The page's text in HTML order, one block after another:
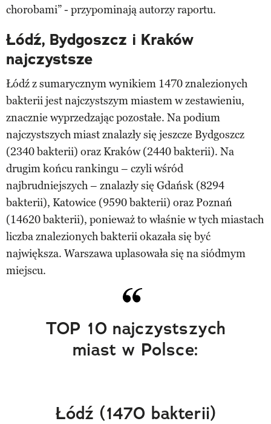
chorobami” - przypominają autorzy raportu.
Łódź, Bydgoszcz i Kraków
najczystsze
Łódź z sumarycznym wynikiem 1470 znalezionych
bakterii jest najczystszym miastem w zestawieniu,
znacznie wyprzedzając pozostałe. Na podium
najczystszych miast znalazły się jeszcze Bydgoszcz
(2340 bakterii) oraz Kraków (2440 bakterii). Na
drugim końcu rankingu – czyli wśród
najbrudniejszych – znalazły się Gdańsk (8294
bakterii), Katowice (9590 bakterii) oraz Poznań
(14620 bakterii), ponieważ to właśnie w tych miastach
liczba znalezionych bakterii okazała się być
największa. Warszawa uplasowała się na siódmym
miejscu.
TOP 10 najczystszych
miast w Polsce:
Łódź (1470 bakterii)